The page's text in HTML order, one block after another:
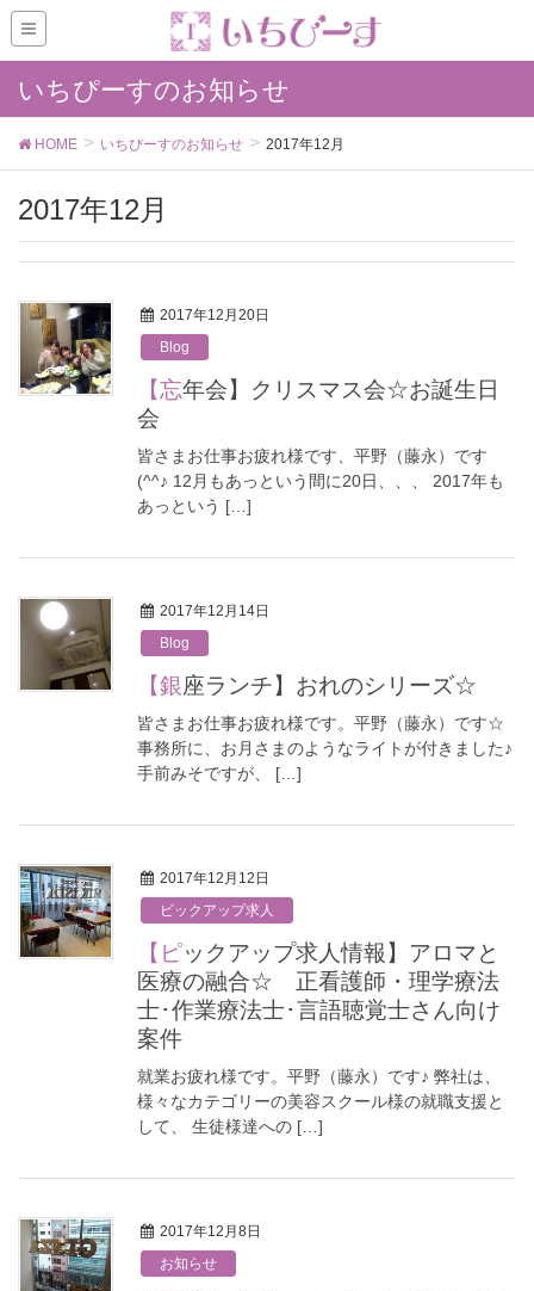
いちぴーすのお知らせ
HOME いちぴーすのお知らせ 2017年12月
2017年12月
2017年12月20日
Blog
【忘年会】クリスマス会☆お誕生日
会
皆さまお仕事お疲れ様です、平野（藤永）です
(^^♪ 12月もあっという間に20日、、、 2017年も
あっという […]
2017年12月14日
Blog
【銀座ランチ】おれのシリーズ☆
皆さまお仕事お疲れ様です。平野（藤永）です☆
事務所に、お月さまのようなライトが付きました♪
手前みそですが、 […]
2017年12月12日
ピックアップ求人
【ピックアップ求人情報】アロマと
医療の融合☆ 正看護師・理学療法
士･作業療法士･言語聴覚士さん向け
案件
就業お疲れ様です。平野（藤永）です♪ 弊社は、
様々なカテゴリーの美容スクール様の就職支援と
して、 生徒様達への […]
2017年12月8日
お知らせ